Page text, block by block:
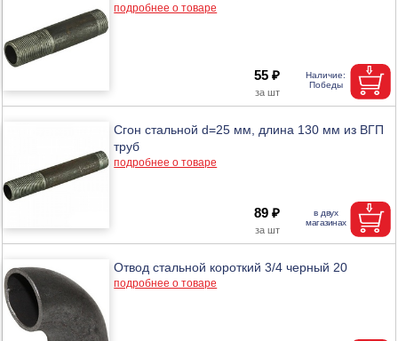
подробнее о товаре
55 ₽
Сгон стальной d=25 мм, длина 130 мм из ВГП
труб
подробнее о товаре
89 ₽
Отвод стальной короткий 3/4 черный 20
подробнее о товаре